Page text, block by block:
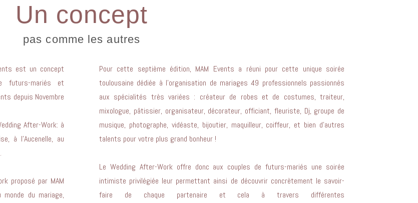
Un concept
pas comme les autres
est un concept
futurs-mariés et
depuis Novembre
After-Work: à
à l’Aucenelle, au
proposé par MAM
du mariage,
Pour cette septième édition, MAM Events a réuni pour cette unique soirée
toulousaine dédiée à l’organisation de mariages 49 professionnels passionnés
aux spécialités très variées : créateur de robes et de costumes, traiteur,
mixologue, pâtissier, organisateur, décorateur, officiant, fleuriste, Dj, groupe de
musique, photographe, vidéaste, bijoutier, maquilleur, coiffeur, et bien d’autres
talents pour votre plus grand bonheur !
Le Wedding After-Work offre donc aux couples de futurs-mariés une soirée
intimiste privilégiée leur permettant ainsi de découvrir concrètement le savoir-
faire de chaque partenaire et cela à travers différentes